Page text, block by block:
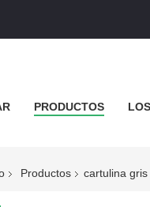
PRODUCTOS
Productos cartulina gris